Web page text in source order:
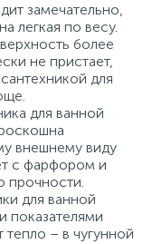
замечательно,
легкая по весу.
более
не пристает,
для
для ванной
внешнему виду
с фарфором и
прочности.
для ванной
показателями
– в чугунной
протечки воды